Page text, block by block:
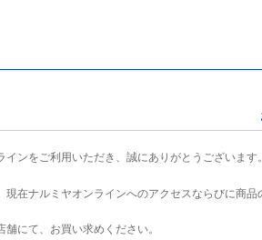
インをご利用いただき、誠にありがとうございます。
現在ナルミヤオンラインへのアクセスならびに商品
にて、お買い求めください。